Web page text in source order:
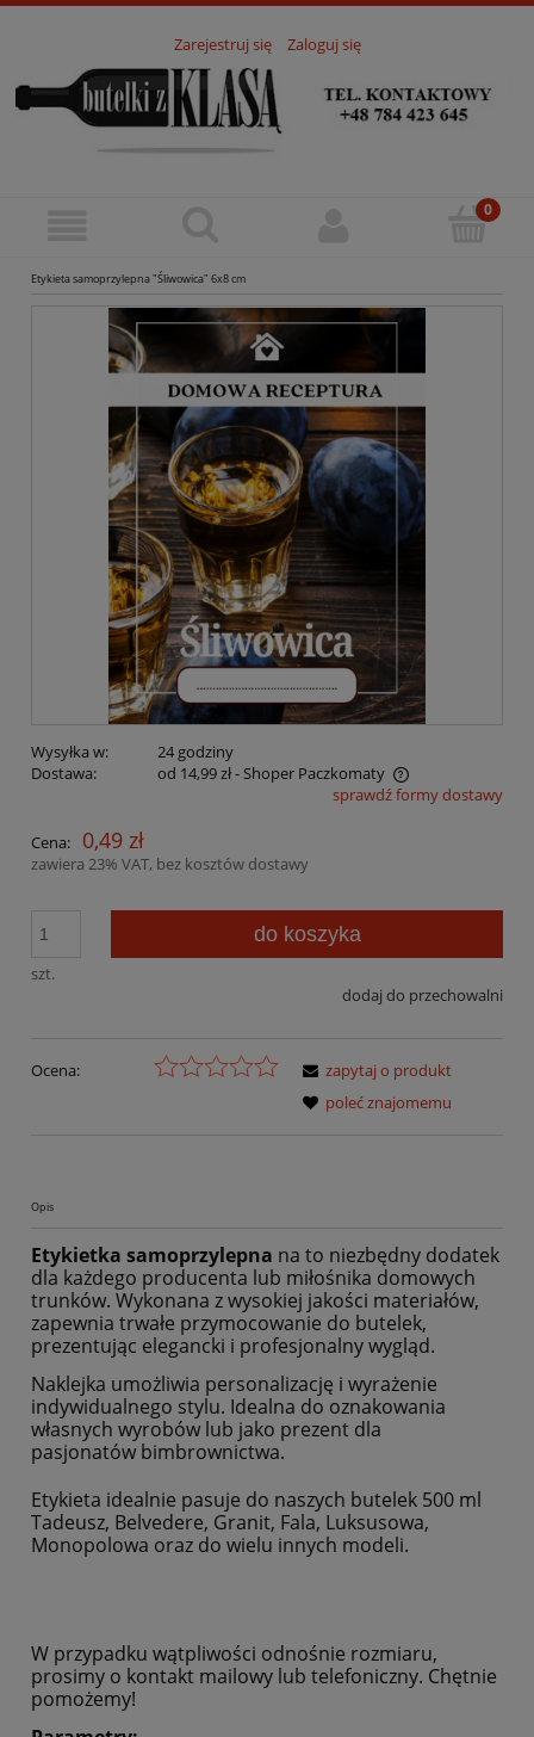
Zarejestruj się Zaloguj się
Etykieta samoprzylepna "Śliwowica" 6x8 cm
Wysyłka w:
24 godziny
Dostawa:
od 14,99 zł- Shoper Paczkomaty
Cena nie zawiera ewentualnych kosztów płatnościsprawdź formy dostawy
Cena: 0,49 zł
zawiera 23% VAT, bez kosztów dostawy
szt.
do koszyka
dodaj do przechowalni
Ocena:
zapytaj o produkt
poleć znajomemu
Opis
Etykietka samoprzylepna na to niezbędny dodatek
dla każdego producenta lub miłośnika domowych
trunków. Wykonana z wysokiej jakości materiałów,
zapewnia trwałe przymocowanie do butelek,
prezentując elegancki i profesjonalny wygląd.
Naklejka umożliwia personalizację i wyrażenie
indywidualnego stylu. Idealna do oznakowania
własnych wyrobów lub jako prezent dla
pasjonatów bimbrownictwa.
Etykieta idealnie pasuje do naszych butelek 500 ml
Tadeusz, Belvedere, Granit, Fala, Luksusowa,
Monopolowa oraz do wielu innych modeli.
W przypadku wątpliwości odnośnie rozmiaru,
prosimy o kontakt mailowy lub telefoniczny. Chętnie
pomożemy!